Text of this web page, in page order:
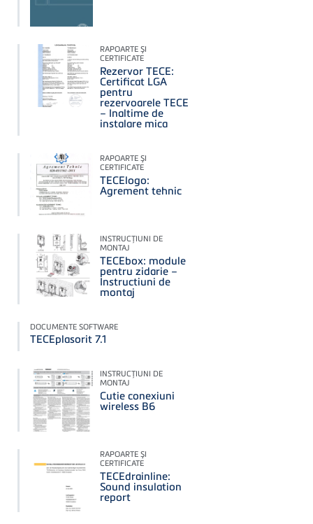
RAPOARTE ŞI
CERTIFICATE
Rezervor TECE:
Certificat LGA
pentru
rezervoarele TECE
– Inaltime de
instalare mica
RAPOARTE ŞI
CERTIFICATE
TECElogo:
Agrement tehnic
INSTRUCŢIUNI DE
MONTAJ
TECEbox: module
pentru zidarie –
Instructiuni de
montaj
DOCUMENTE SOFTWARE
TECEplasorit 7.1
INSTRUCŢIUNI DE
MONTAJ
Cutie conexiuni
wireless B6
RAPOARTE ŞI
CERTIFICATE
TECEdrainline:
Sound insulation
report